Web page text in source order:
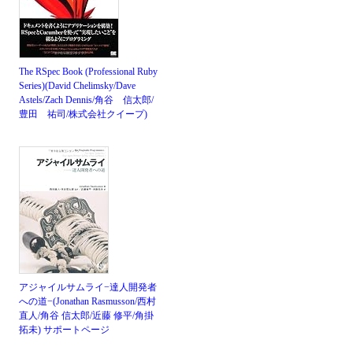
The RSpec Book (Professional Ruby
Series)(David Chelimsky/Dave
Astels/Zach Dennis/角谷 信太郎/
豊田 祐司/株式会社クイープ)
アジャイルサムライ−達人開発者
への道−(Jonathan Rasmusson/西村
直人/角谷 信太郎/近藤 修平/角掛
拓未) サポートページ